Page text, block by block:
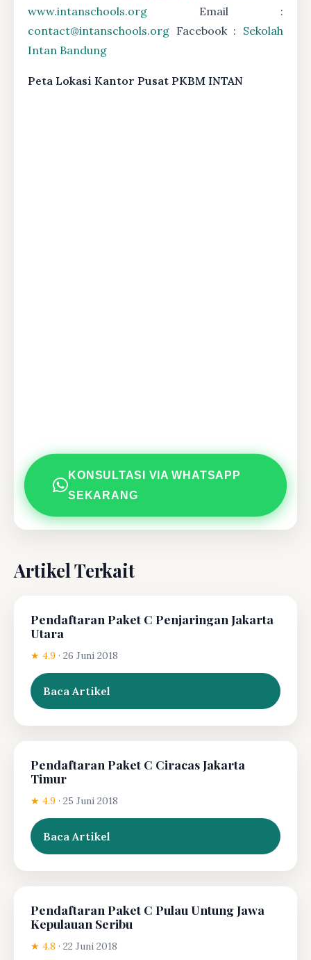
www.intanschools.org Email :
contact@intanschools.org Facebook : Sekolah
Intan Bandung
Peta Lokasi Kantor Pusat PKBM INTAN
KONSULTASI VIA WHATSAPP
SEKARANG
Artikel Terkait
Pendaftaran Paket C Penjaringan Jakarta
Utara
★ 4.9 · 26 Juni 2018
Baca Artikel
Pendaftaran Paket C Ciracas Jakarta
Timur
★ 4.9 · 25 Juni 2018
Baca Artikel
Pendaftaran Paket C Pulau Untung Jawa
Kepulauan Seribu
★ 4.8 · 22 Juni 2018